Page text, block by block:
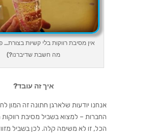
אין מסיבת רווקות בלי קשיות בצורת…
מה חשבת שדיברנו?)
איך זה עובד?
אנחנו יודעות שלארגן חתונה זה המון
החברות – למצואבשביל מסיבת רווקות
הכל, זו לא משימה קלה. לכן בשביל